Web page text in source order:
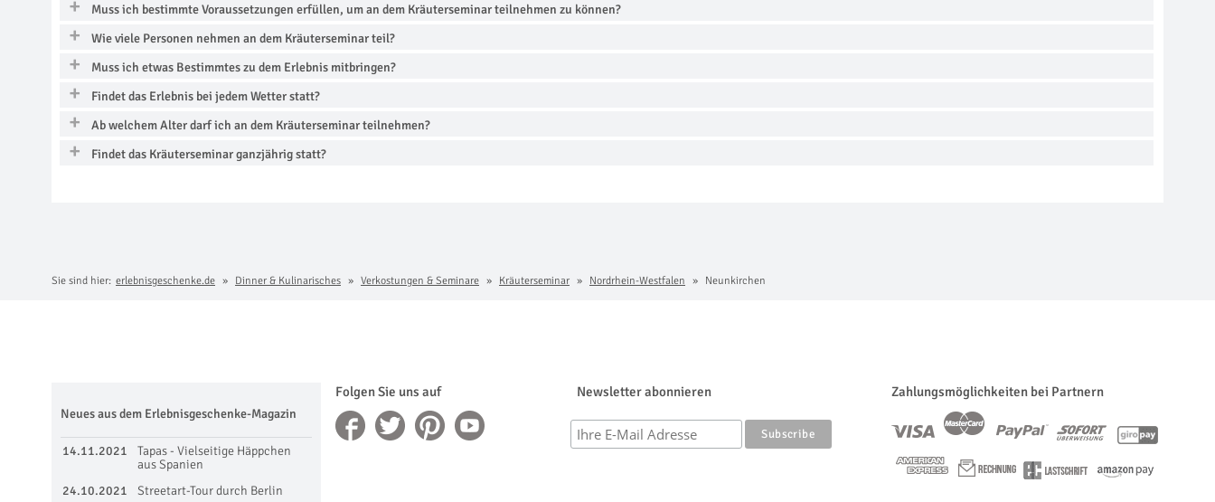
Muss ich bestimmte Voraussetzungen erfüllen, um an dem Kräuterseminar teilnehmen zu können?
Wie viele Personen nehmen an dem Kräuterseminar teil?
Muss ich etwas Bestimmtes zu dem Erlebnis mitbringen?
Findet das Erlebnis bei jedem Wetter statt?
Ab welchem Alter darf ich an dem Kräuterseminar teilnehmen?
Findet das Kräuterseminar ganzjährig statt?
Sie sind hier: erlebnisgeschenke.de Dinner & Kulinarisches Verkostungen & Seminare Kräuterseminar Nordrhein-Westfalen Neunkirchen
Folgen Sie uns auf Newsletter abonnieren Zahlungsmöglichkeiten bei Partnern
Neues aus dem Erlebnisgeschenke-Magazin
14.11.2021
Tapas - Vielseitige Häppchen
aus Spanien
24.10.2021
Streetart-Tour durch Berlin